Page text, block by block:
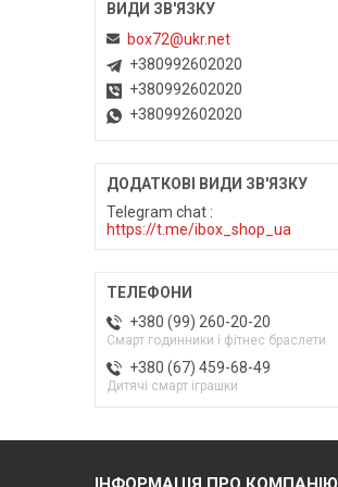
box72@ukr.net
+380992602020
+380992602020
+380992602020
Telegram chat
https://t.me/ibox_shop_ua
+380 (99) 260-20-20
Смарт годинники і фітнес браслети
+380 (67) 459-68-49
Дитячі смарт іграшки